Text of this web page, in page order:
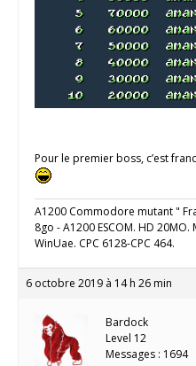
Pour le premier boss, c’est
A1200 Commodore mutant "
8go - A1200 ESCOM. HD
WinUae. CPC 6128-CPC 464.
6 octobre 2019 à 14 h 26 min
Bardock
Level 12
Messages : 1694